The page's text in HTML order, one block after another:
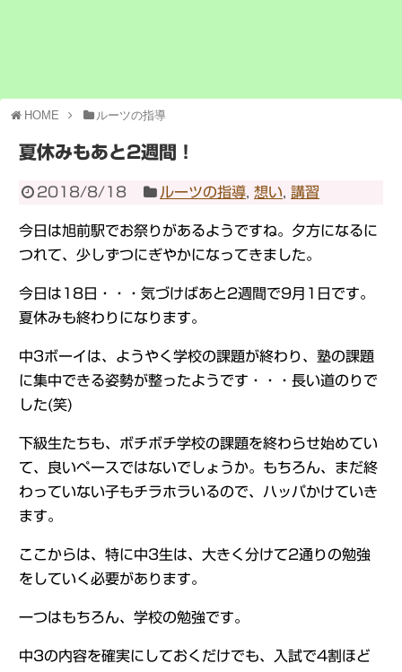
HOME ルーツの指導
夏休みもあと2週間！
2018/8/18 ルーツの指導 ,想い ,講習
今日は旭前駅でお祭りがあるようですね。夕方になるに
つれて、少しずつにぎやかになってきました。
今日は18日・・・気づけばあと2週間で9月1日です。
夏休みも終わりになります。
中3ボーイは、ようやく学校の課題が終わり、塾の課題
に集中できる姿勢が整ったようです・・・長い道のりで
した(笑)
下級生たちも、ボチボチ学校の課題を終わらせ始めてい
て、良いペースではないでしょうか。もちろん、まだ終
わっていない子もチラホラいるので、ハッパかけていき
ます。
ここからは、特に中3生は、大きく分けて2通りの勉強
をしていく必要があります。
一つはもちろん、学校の勉強です。
中3の内容を確実にしておくだけでも、入試で4割ほど